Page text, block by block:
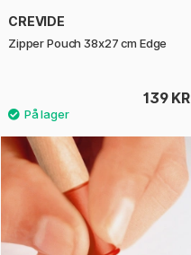
CREVIDE
Zipper Pouch 38x27 cm Edge
139 KR